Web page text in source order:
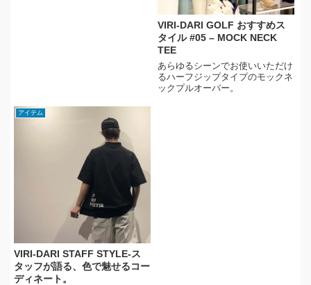
VIRI-DARI GOLF おすすめス
タイル #05 – MOCK NECK
TEE
あらゆるシーンでお使いいただけ
るハーフジップタイプのモックネ
ックプルオーバー。
アイテム
VIRI-DARI STAFF STYLE-ス
タッフが語る、色で魅せるコー
ディネート。